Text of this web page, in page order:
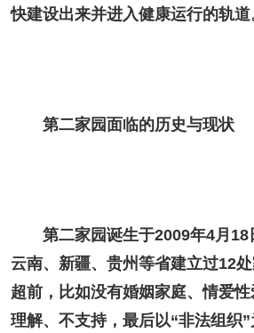
快建设出来并进入健康运行的轨道
第二家园面临的历史与现状
第二家园诞生于2009年4月18
云南、新疆、贵州等省建立过12
超前，比如没有婚姻家庭、情爱
理解、不支持，最后以“非法组织”